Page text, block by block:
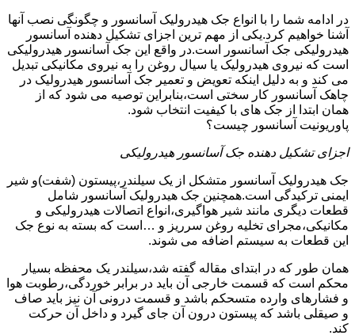
در ادامه شما را با انواع جک هیدرولیک آسانسور و چگونگی نصب آنها
آشنا خواهیم کرد.یکی از مهم ترین اجزای تشکیل دهنده آسانسور
هیدرولیکی جک آسانسور است.در واقع این جک آسانسور هیدرولیکی
است که نیروی هیدرولیک یا سیال روغن را به نیروی مکانیکی تبدیل
می کند و به دلیل اینکه تعویض و تعمیر جک آسانسور هیدرولیک در
چاهک آسانسور کار سختی است،بنابراین توصیه می شود که از
همان ابتدا از جک های با کیفیت انتخاب شود.
پاوریونیت آسانسور چیست؟
اجزای تشکیل دهنده جک آسانسور هیدرولیکی
جک هیدرولیک آسانسور متشکل از یک سیلندر،پیستون (شفت)و شیر
ایمنی ترکیدگی است.همچنین جک هیدرولیک آسانسور شامل
قطعات دیگری مانند شیر هواگیری،انواع اتصالات هیدرولیکی و
مکانیکی،مجرای تخلیه روغن سرریز و …است که بسته به نوع جک
این قطعات به سیستم اضافه می شوند.
همان طور که در ابتدای مقاله گفته شد،سیلندر یک محفظه بسیار
محکم است که قسمت خارجی آن باید در برابر خوردگی،رطوبت هوا
و فشارهای وارده متسحکم باشد و قسمت درونی آن نیز باید صاف
و صیقلی باشد که پیستون درون آن جای گیرد و داخل آن حرکت
کند.